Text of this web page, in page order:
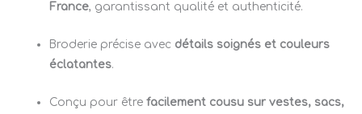
France, garantissant qualité et authenticité.
Broderie précise avec détails soignés et couleurs
éclatantes.
Conçu pour êtrefacilement cousu sur vestes, sacs,